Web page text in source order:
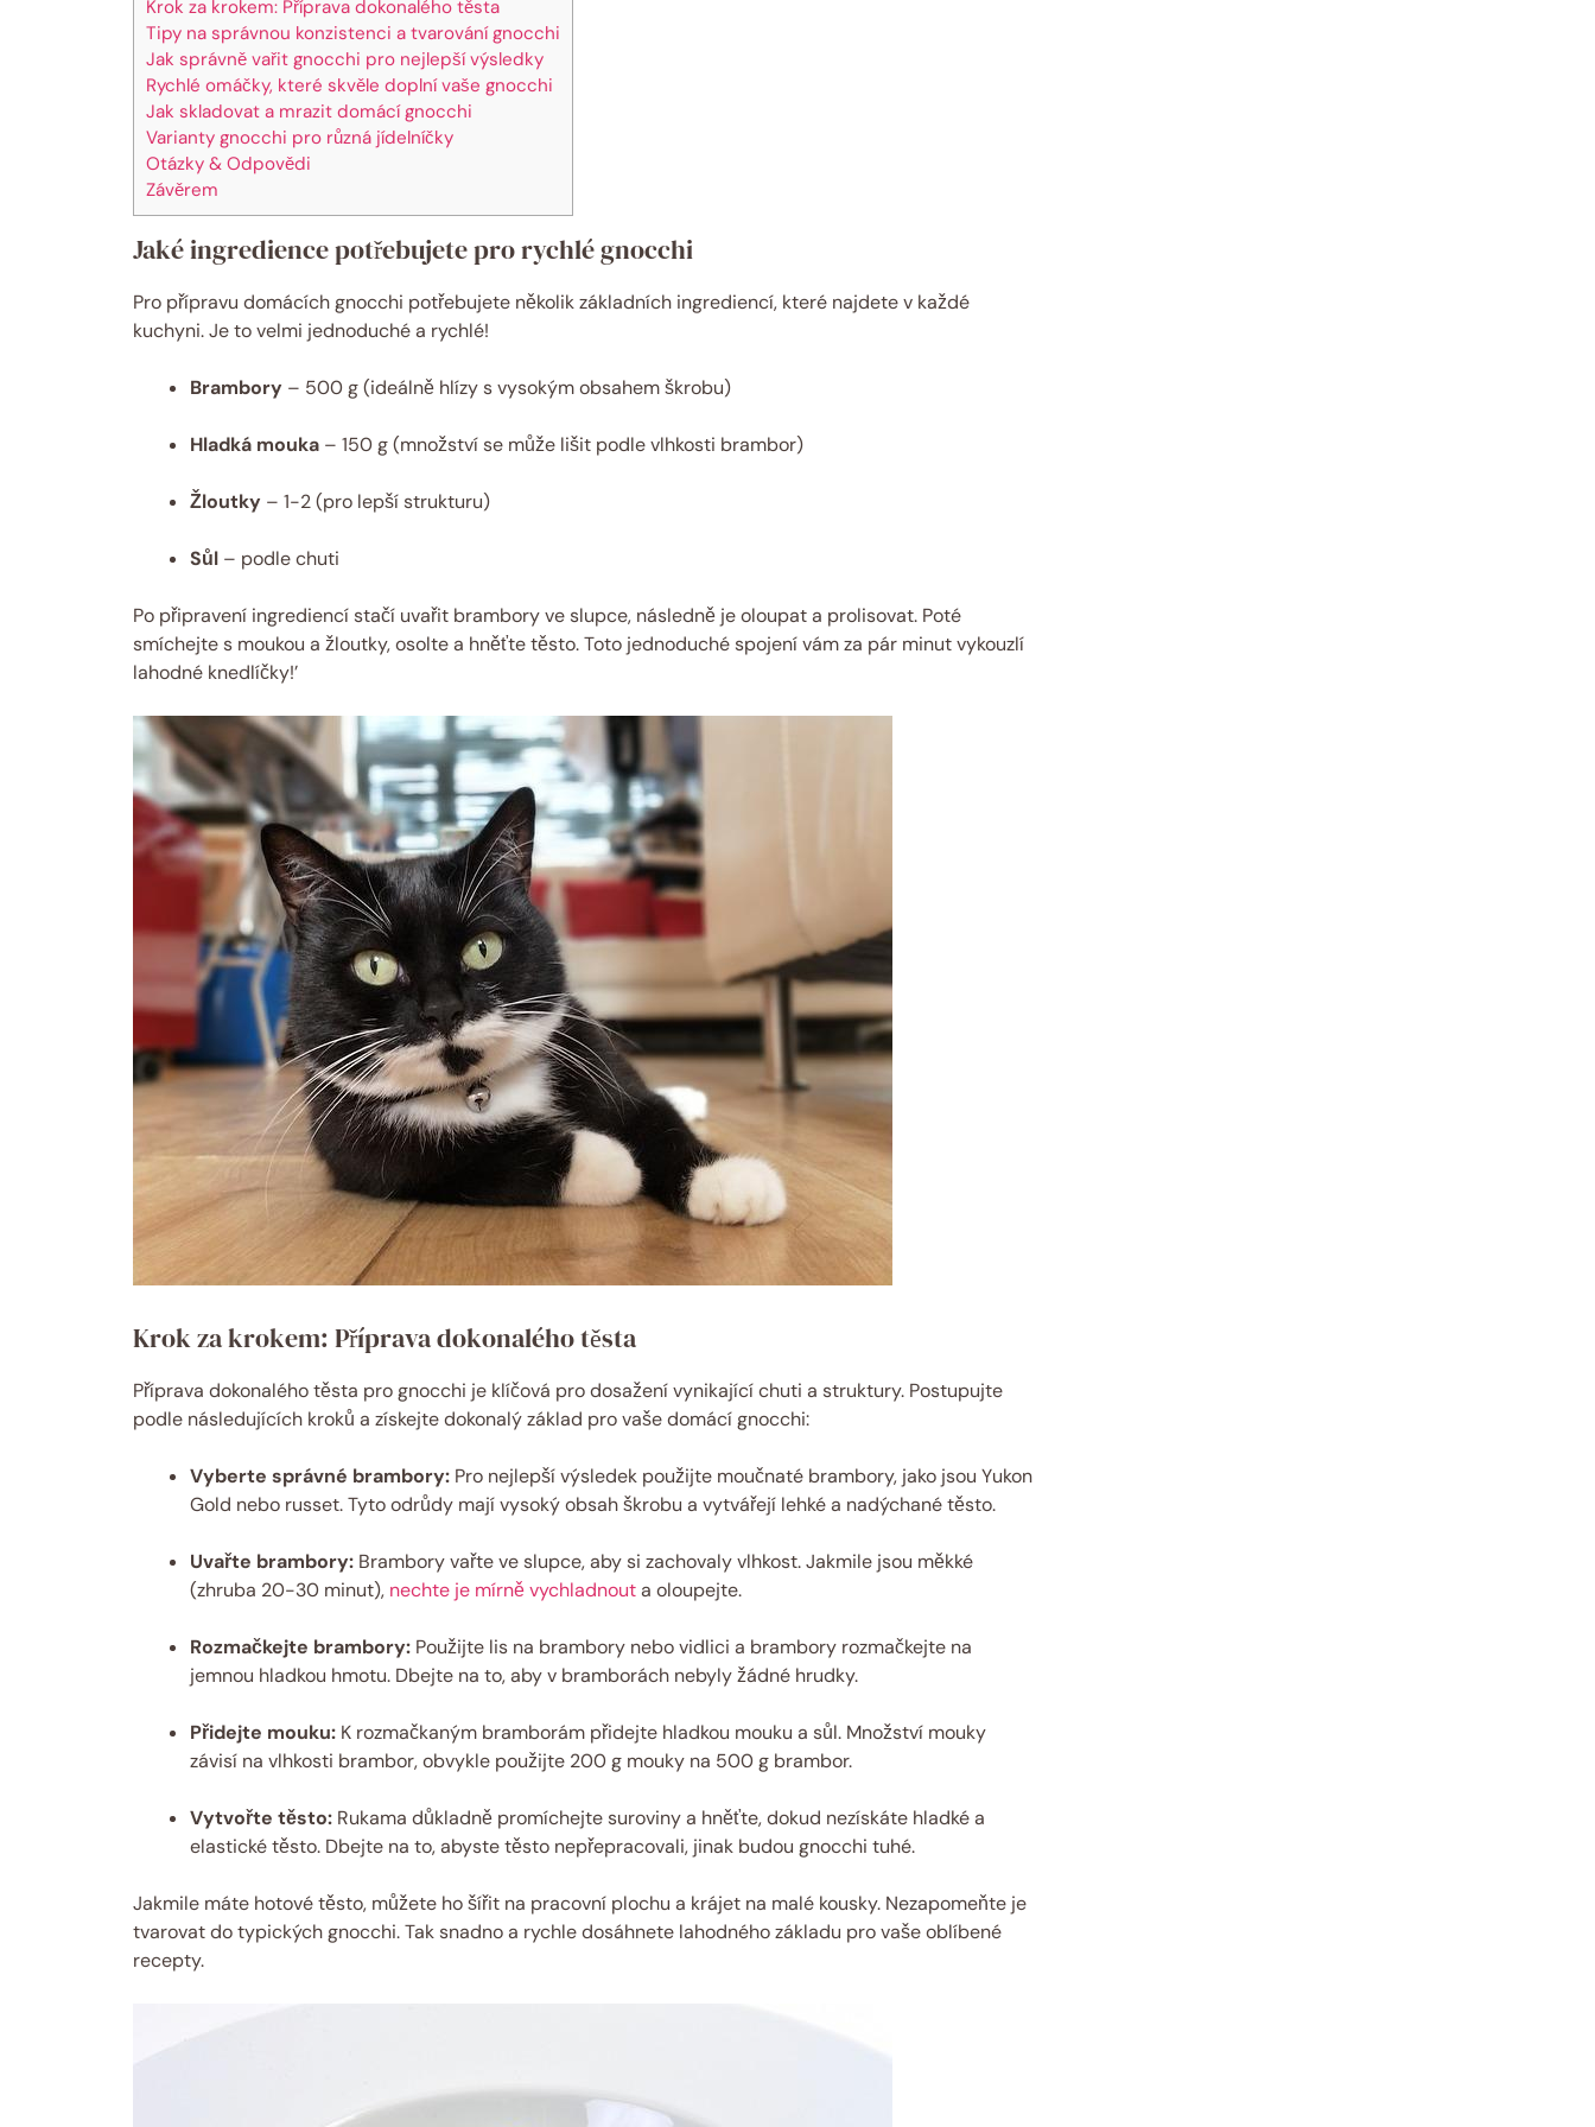
Krok za krokem: Příprava dokonalého těsta
Tipy na správnou konzistenci a tvarování gnocchi
Jak správně vařit gnocchi pro nejlepší výsledky
Rychlé omáčky, které skvěle doplní vaše gnocchi
Jak skladovat a mrazit domácí gnocchi
Varianty gnocchi pro různá jídelníčky
Otázky & Odpovědi
Závěrem
Jaké ingredience potřebujete pro rychlé gnocchi
Pro přípravu domácích gnocchi potřebujete několik základních ingrediencí, které najdete v každé
kuchyni. Je to velmi jednoduché a rychlé!
Brambory – 500 g (ideálně hlízy s vysokým obsahem škrobu)
Hladká mouka – 150 g (množství se může lišit podle vlhkosti brambor)
Žloutky – 1-2 (pro lepší strukturu)
Sůl – podle chuti
Po připravení ingrediencí stačí uvařit brambory ve slupce, následně je oloupat a prolisovat. Poté
smíchejte s moukou a žloutky, osolte a hněťte těsto. Toto jednoduché spojení vám za pár minut vykouzlí
lahodné knedlíčky!’
Krok za krokem: Příprava dokonalého těsta
Příprava dokonalého těsta pro gnocchi je klíčová pro dosažení vynikající chuti a struktury. Postupujte
podle následujících kroků a získejte dokonalý základ pro vaše domácí gnocchi:
Vyberte správné brambory: Pro nejlepší výsledek použijte moučnaté brambory, jako jsou Yukon
Gold nebo russet. Tyto odrůdy mají vysoký obsah škrobu a vytvářejí lehké a nadýchané těsto.
Uvařte brambory: Brambory vařte ve slupce, aby si zachovaly vlhkost. Jakmile jsou měkké
(zhruba 20-30 minut), nechte je mírně vychladnouta oloupejte.
Rozmačkejte brambory: Použijte lis na brambory nebo vidlici a brambory rozmačkejte na
jemnou hladkou hmotu. Dbejte na to, aby v bramborách nebyly žádné hrudky.
Přidejte mouku: K rozmačkaným bramborám přidejte hladkou mouku a sůl. Množství mouky
závisí na vlhkosti brambor, obvykle použijte 200 g mouky na 500 g brambor.
Vytvořte těsto: Rukama důkladně promíchejte suroviny a hněťte, dokud nezískáte hladké a
elastické těsto. Dbejte na to, abyste těsto nepřepracovali, jinak budou gnocchi tuhé.
Jakmile máte hotové těsto, můžete ho šířit na pracovní plochu a krájet na malé kousky. Nezapomeňte je
tvarovat do typických gnocchi. Tak snadno a rychle dosáhnete lahodného základu pro vaše oblíbené
recepty.